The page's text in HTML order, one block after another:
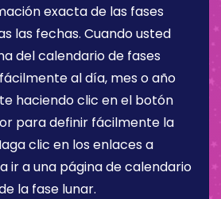
exacta de las fases
las fechas. Cuando usted
del calendario de fases
al día, mes o año
haciendo clic en el botón
para definir fácilmente la
clic en los enlaces a
ir a una página de calendario
la fase lunar.